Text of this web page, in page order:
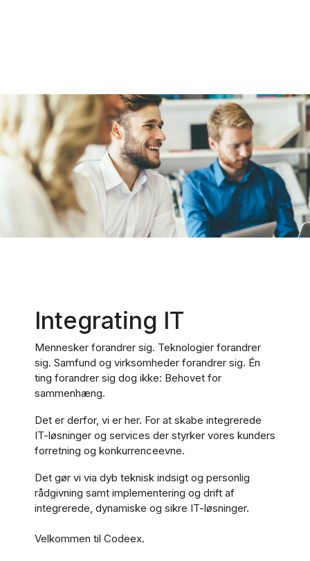
Integrating IT
Mennesker forandrer sig. Teknologier forandrer
sig. Samfund og virksomheder forandrer sig. Én
ting forandrer sig dog ikke: Behovet for
sammenhæng.
Det er derfor, vi er her. For at skabe integrerede
IT-løsninger og services der styrker vores kunders
forretning og konkurrenceevne.
Det gør vi via dyb teknisk indsigt og personlig
rådgivning samt implementering og drift af
integrerede, dynamiske og sikre IT-løsninger.
Velkommen til Codeex.